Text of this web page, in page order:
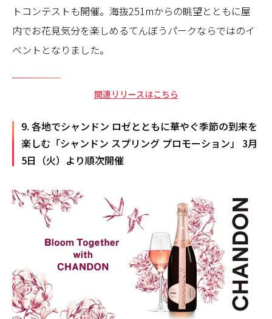
トコンテストも開催。海抜251mからの眺望とともに屋
内でお花見気分を楽しめるてんぼうパークならではのイ
ベントとなりました。
関連リリースはこちら
9. 各地でシャンドン ロゼとともに華やぐ季節の到来を
楽しむ「シャンドン スプリング プロモーション」 3月
5日（火）より順次開催